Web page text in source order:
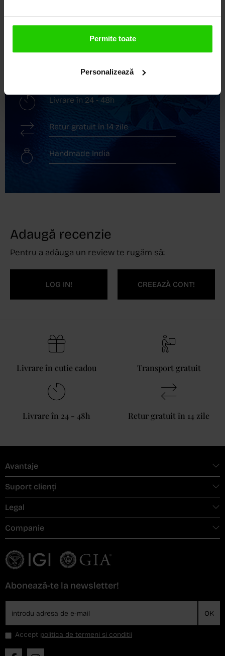
Permite toate
Personalizează
Descoperă avantajele de a cumpăra!
Transport gratuit
Livrare în 24 - 48h
Retur gratuit în 14 zile
Handmade India
Adaugă recenzie
Pentru a adăuga un review te rugăm să:
LOG IN! CREEAZĂ CONT!
Livrare în cutie cadou Transport gratuit
Livrare în 24 - 48h Retur gratuit în 14 zile
Avantaje
Suport clienți
Legal
Companie
Abonează-te la newsletter!
OK
Accept politica de termeni si conditii